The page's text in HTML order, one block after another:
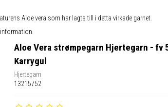
Aloe vera som har lagts till i detta virkade garnet.
Aloe Vera strømpegarn Hjertegarn - fv
Karrygul
Hjertegarn
13215752